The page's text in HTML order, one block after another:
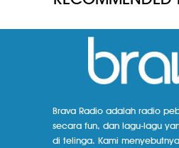
Brava Radio adalah radio
secara fun, dan lagu-lagu
di telinga. Kami